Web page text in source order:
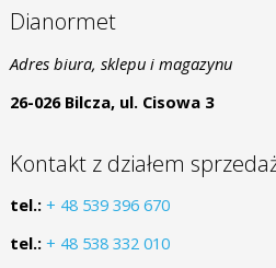
Dianormet
Adres biura, sklepu i magazynu
26-026 Bilcza, ul. Cisowa 3
Kontakt z działem
tel.: + 48 539 396 670
tel.: + 48 538 332 010